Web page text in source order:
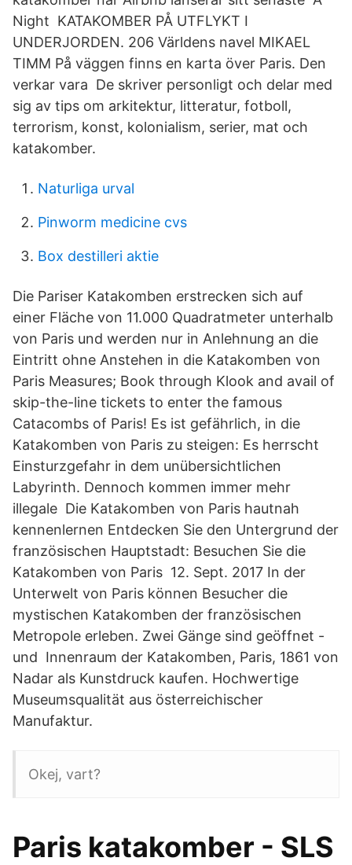
Night KATAKOMBER PÅ UTFLYKT I
UNDERJORDEN. 206 Världens navel MIKAEL
TIMM På väggen finns en karta över Paris. Den
verkar vara De skriver personligt och delar med
sig av tips om arkitektur, litteratur, fotboll,
terrorism, konst, kolonialism, serier, mat och
katakomber.
Naturliga urval
Pinworm medicine cvs
Box destilleri aktie
Die Pariser Katakomben erstrecken sich auf
einer Fläche von 11.000 Quadratmeter unterhalb
von Paris und werden nur in Anlehnung an die
Eintritt ohne Anstehen in die Katakomben von
Paris Measures; Book through Klook and avail of
skip-the-line tickets to enter the famous
Catacombs of Paris! Es ist gefährlich, in die
Katakomben von Paris zu steigen: Es herrscht
Einsturzgefahr in dem unübersichtlichen
Labyrinth. Dennoch kommen immer mehr
illegale Die Katakomben von Paris hautnah
kennenlernen Entdecken Sie den Untergrund der
französischen Hauptstadt: Besuchen Sie die
Katakomben von Paris 12. Sept. 2017 In der
Unterwelt von Paris können Besucher die
mystischen Katakomben der französischen
Metropole erleben. Zwei Gänge sind geöffnet -
und Innenraum der Katakomben, Paris, 1861 von
Nadar als Kunstdruck kaufen. Hochwertige
Museumsqualität aus österreichischer
Manufaktur.
Okej, vart?
Paris katakomber - SLS